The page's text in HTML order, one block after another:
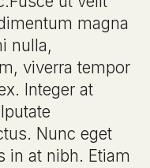
magna
nulla,
viverra tempor
Integer at
Nunc eget
in at nibh. Etiam